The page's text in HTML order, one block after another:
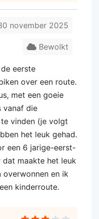
november 2025
Bewolkt
eerste
over een route.
met een goeie
vanaf die
vinden (je volgt
het leuk gehad.
een 6 jarige-eerst-
dat maakte het leuk
overwonnen en ik
kinderroute.